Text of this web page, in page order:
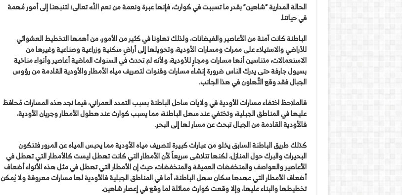
الحالة المدارية “شاهين” بقدر ما تسببت في كوارث، فإنها عبرة ونعمة من نعم الله تعالى؛ لتنبهنا إلى أمور مُهمة
في حياتنا.
الباطنة كانت آمنة من الأعاصير والفيضانات، ولذلك تهاونا في كثير من الأمور، من أهمها التخطيط العشوائي
للأراضي والاستيلاء على ممرات ومسارات الأودية، وتحويلها إلى أراضٍ سكنية وزراعية وصناعية وغيرها من
الاستعمالات، متناسين أنها مسارات ومجارٍ للأودية، ولأنه لم تحدث في السنوات الماضية أعاصير وأنواء مناخية
بسيول جارفة حتى يدرك الناس ضرورة إنشاء مسارات وقنوات لتصريف مياه الأمطار والأودية القادمة من رؤوس
الجبال فقد وقع التَّهاون في هذا الجانب.
فالملاحظ اختفاء مسارات الأودية في ولايات ساحل الباطنة بسبب التمدد العمراني، فيما نجد هذه المسارات مُحافظ
عليها في المناطق الجبلية، وتختفي عند سهل الباطنة، مما يسبب كوارث عند هطول الأمطار وجريان الأودية،
فالأودية القادمة من الجبال تبحث عن مسار لها إلى البحر.
كذلك طريق الباطنة السابق يخلو من عبارات كبيرة لتصريف مياه الأودية مما يحبس المياه عن المرور فتتكون
البحيرات والبرك حول المنازل، لكنها تتلاشى سريعاً لأن الأمطار التي كانت تهطل ليست كالأمطار التي تهطل في
الأعاصير والعواصف والمنخفضات العميقة والمنخفضات، حيث إن الأمطار التي تهطل في مثل هذه الأنواء أضعاف
أضعاف الأمطار التي عهدها سكان سهل الباطنة، أما في المناطق الجبلية فالأودية لها مسارات معروفة ولا يُمكن
تخطيطها والبناء عليها، وإلا وقعت كوارث مماثلة لما وقع في إعصار شاهين.